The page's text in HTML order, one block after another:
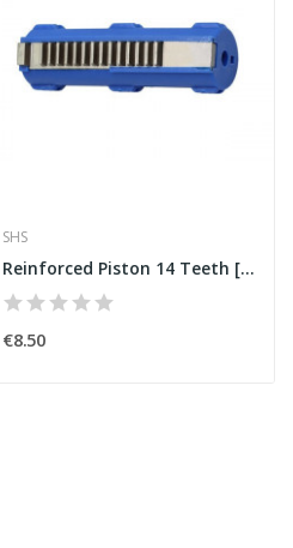
SHS
Reinforced Piston 14 Teeth [SHS]
€8.50